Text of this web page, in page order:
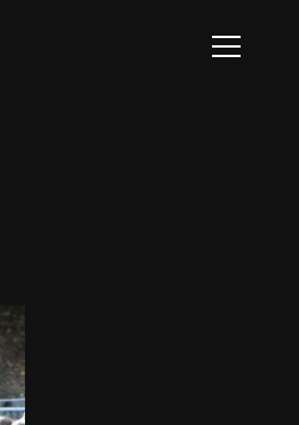
Info